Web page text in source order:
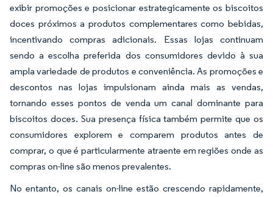
exibir promoções e posicionar estrategicamente os biscoitos
doces próximos a produtos complementares como bebidas,
incentivando compras adicionais. Essas lojas continuam
sendo a escolha preferida dos consumidores devido à sua
ampla variedade de produtos e conveniência. As promoções e
descontos nas lojas impulsionam ainda mais as vendas,
tornando esses pontos de venda um canal dominante para
biscoitos doces. Sua presença física também permite que os
consumidores explorem e comparem produtos antes de
comprar, o que é particularmente atraente em regiões onde as
compras on-line são menos prevalentes.
No entanto, os canais on-line estão crescendo rapidamente,